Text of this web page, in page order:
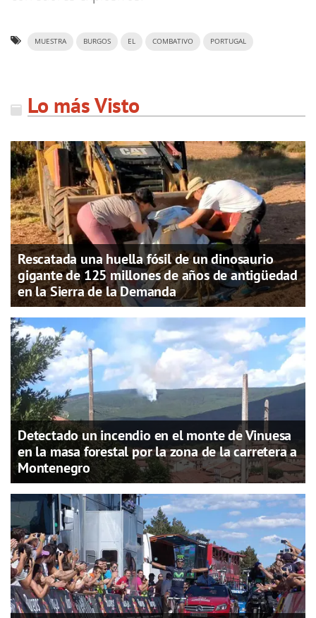
MUESTRA BURGOS EL COMBATIVO PORTUGAL
Lo más Visto
Rescatada una huella fósil de un dinosaurio
gigante de 125 millones de años de antigüedad
en la Sierra de la Demanda
Detectado un incendio en el monte de Vinuesa
en la masa forestal por la zona de la carretera a
Montenegro